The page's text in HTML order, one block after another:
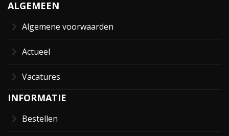
ALGEMEEN
Algemene voorwaarden
Actueel
Vacatures
INFORMATIE
Bestellen